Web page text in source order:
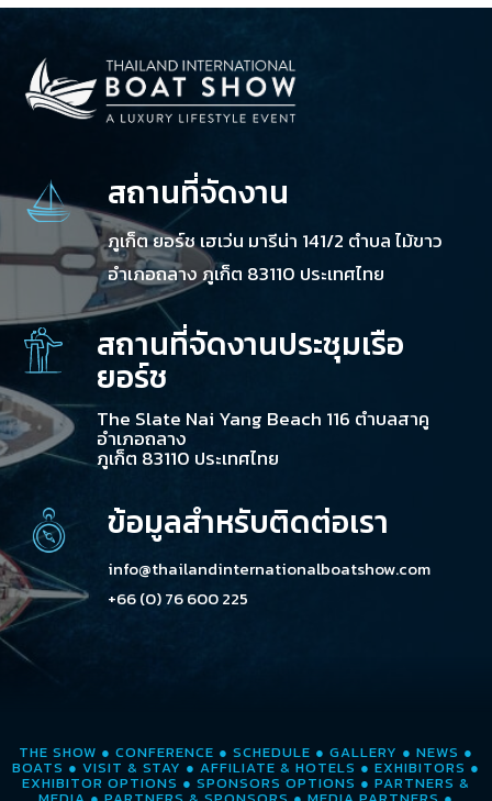
สถานที่จัดงาน
ภูเก็ต ยอร์ช เฮเว่น มารีน่า 141/2 ตำบล ไม้ขาว
อำเภอถลาง ภูเก็ต 83110 ประเทศไทย
สถานที่จัดงานประชุมเรือ
ยอร์ช
The Slate Nai Yang Beach 116 ตำบลสาคู
อำเภอถลาง
ภูเก็ต 83110 ประเทศไทย
ข้อมูลสำหรับติดต่อเรา
info@thailandinternationalboatshow.com
+66 (0) 76 600 225
THE SHOW ● CONFERENCE ● SCHEDULE ● GALLERY ● NEWS ●
BOATS ● VISIT & STAY ● AFFILIATE & HOTELS ● EXHIBITORS ●
EXHIBITOR OPTIONS ● SPONSORS OPTIONS ● PARTNERS &